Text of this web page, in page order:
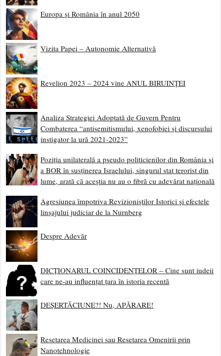
Europa și România în anul 2050
Vizita Papei – Autonomie Alternativă
Revelion 2023 – 2024 vine ANUL BIRUINȚEI
Analiza Strategiei Adoptată de Guvern Pentru
Combaterea “antisemitismului, xenofobiei și discursului
instigator la ură 2021-2023”
Poziția unilaterală a pseudo politicienilor din România și
a BOR în susținerea Israelului, singurul stat terorist din
lume, arată că aceștia nu au o fibră cu adevărat națională
Agresiunea împotriva Revizioniștilor Istorici și efectele
linșajului judiciar de la Nurnberg
Despre Adevăr
DICȚIONARUL COINCIDENȚELOR – Cine sunt iudeii
care ne-au influențat țara în istoria recentă
DEȘERTĂCIUNE?! Nu, APĂRARE!
Resetarea Medicinei sau Resetarea Omenirii prin
Nanotehnologie